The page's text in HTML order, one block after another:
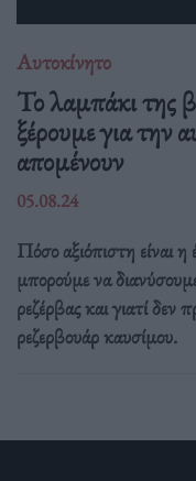
Αυτοκίνητο
Το λαμπάκι της
ξέρουμε για την
απομένουν
05.08.24
Πόσο αξιόπιστη είναι η
μπορούμε να
ρεζέρβας και γιατί δεν
ρεζερβουάρ καυσίμου.